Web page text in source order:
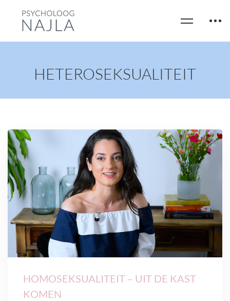
HETEROSEKSUALITEIT
HOMOSEKSUALITEIT – UIT DE KAST
KOMEN